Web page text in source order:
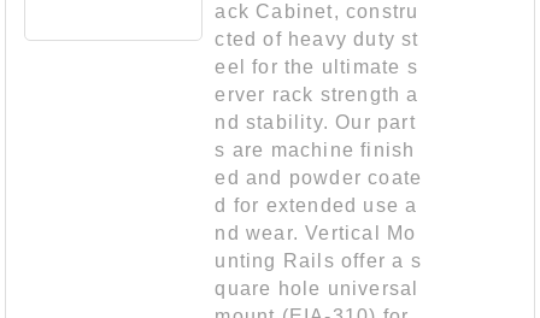
ack Cabinet, constru
cted of heavy duty st
eel for the ultimate s
erver rack strength a
nd stability. Our part
s are machine finish
ed and powder coate
d for extended use a
nd wear. Vertical Mo
unting Rails offer a s
quare hole universal